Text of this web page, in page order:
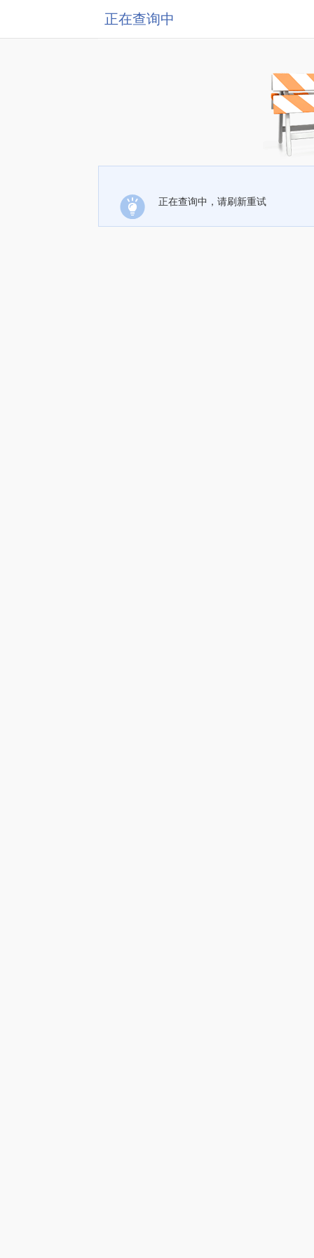
正在查询中
正在查询中，请刷新重试